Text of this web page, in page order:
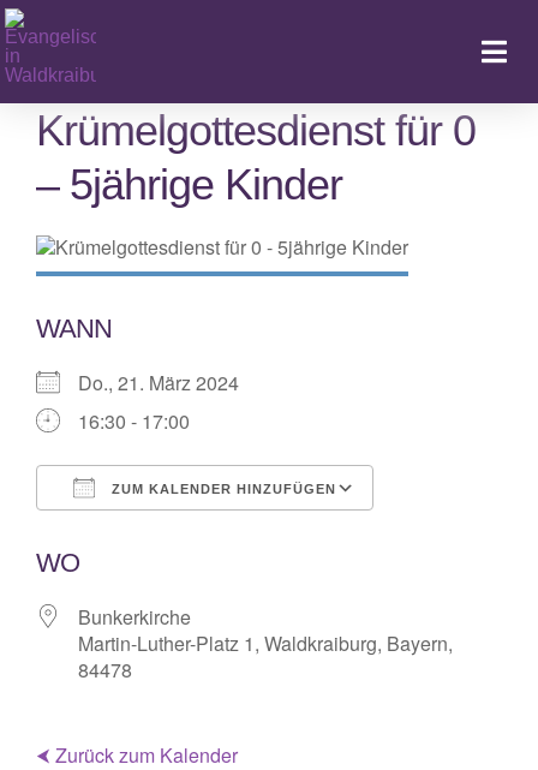
Zum
Inhalt
springen
Krümelgottesdienst für 0
– 5jährige Kinder
WANN
Do., 21. März 2024
16:30 - 17:00
ZUM KALENDER HINZUFÜGEN
WO
Bunkerkirche
Martin-Luther-Platz 1, Waldkraiburg, Bayern,
84478
⮜ Zurück zum Kalender